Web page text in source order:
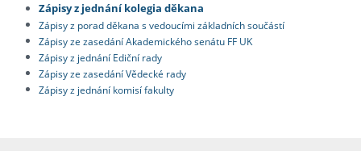
Zápisy z jednání kolegia děkana
Zápisy z porad děkana s vedoucími základních součástí
Zápisy ze zasedání Akademického senátu FF UK
Zápisy z jednání Ediční rady
Zápisy ze zasedání Vědecké rady
Zápisy z jednání komisí fakulty